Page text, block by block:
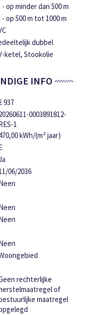
- op minder dan 500 m
- op 500 m tot 1000 m
dubbel
ketel, Stookolie
INFO
937
0003891812-
1
kWh/(m² jaar)
06/2036
rechterlijke
of
maatregel